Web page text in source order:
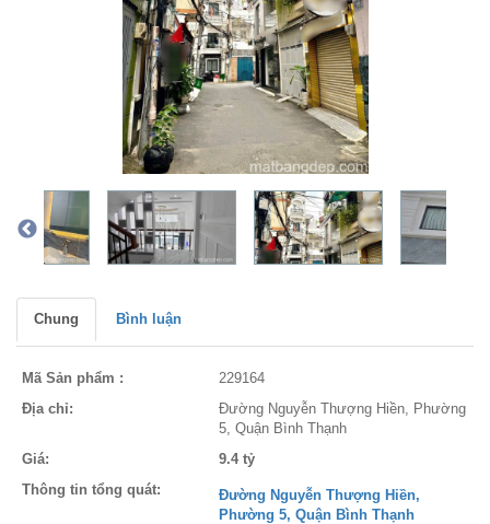
Chung Bình luận
Mã Sản phẩm :
229164
Địa chỉ:
Đường Nguyễn Thượng Hiền, Phường
5, Quận Bình Thạnh
Giá:
9.4 tỷ
Thông tin tổng quát:
Đường Nguyễn Thượng Hiền,
Phường 5, Quận Bình Thạnh